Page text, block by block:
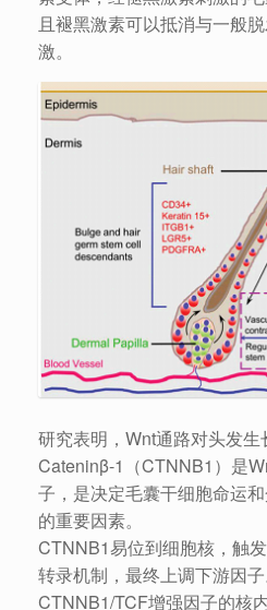
且褪黑激素可以抵消与一般
激。
研究表明，Wnt通路对头发生
Cateninβ-1（CTNNB1）是
子，是决定毛囊干细胞命运
的重要因素。
CTNNB1易位到细胞核，触
转录机制，最终上调下游因
CTNNB1/TCF增强因子的核